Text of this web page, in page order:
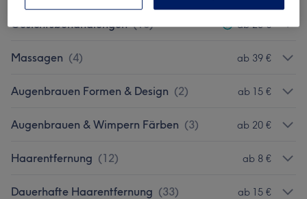
Gesichtsbehandlungen (16) ab 20 €
Massagen (4) ab 39 €
Augenbrauen Formen & Design (2) ab 15 €
Augenbrauen & Wimpern Färben (3) ab 20 €
Haarentfernung (12) ab 8 €
Dauerhafte Haarentfernung (33) ab 15 €